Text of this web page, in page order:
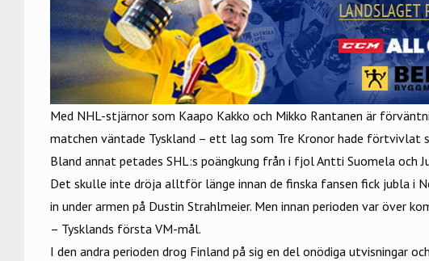
Med NHL-stjärnor som Kaapo Kakko och Mikko Rantanen är
matchen väntade Tyskland – ett lag som Tre Kronor hade förtvivlat
Bland annat petades SHL:s poängkung från i fjol Antti Suomela och
Det skulle inte dröja alltför länge innan de finska fansen fick jubla i
in under armen på Dustin Strahlmeier. Men innan perioden var över
– Tysklands första VM-mål.
I den andra perioden drog Finland på sig en del onödiga